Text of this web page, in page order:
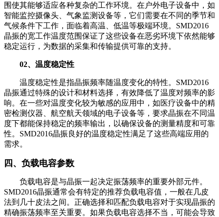
围使其能够适应各种复杂的工作环境。在户外电子设备中，如
智能监控摄像头、气象监测设备等，它们需要在不同的季节和
气候条件下工作，面临着高温、低温等极端环境。SMD2016
晶振的宽工作温度范围保证了这些设备在恶劣环境下依然能够
稳定运行，为数据的采集和传输提供可靠的支持。
02、温度稳定性
温度稳定性是指晶振频率随温度变化的特性。SMD2016
晶振通过特殊的设计和材料选择，有效降低了温度对频率的影
响。在一些对温度变化较为敏感的应用中，如医疗设备中的精
密检测仪器、航空航天领域的电子设备等，要求晶振在不同温
度下都能保持稳定的频率输出，以确保设备的测量精度和可靠
性。SMD2016晶振良好的温度稳定性满足了这些高端应用的
需求。
四、负载电容参数
负载电容是与晶振一起决定振荡频率的重要外部元件。
SMD2016晶振通常会有特定的推荐负载电容值，一般在几皮
法到几十皮法之间。正确选择和匹配负载电容对于实现晶振的
精确振荡频率至关重要。如果负载电容选择不当，可能会导致